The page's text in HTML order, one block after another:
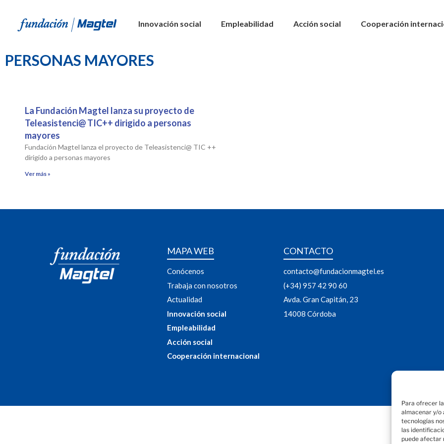
Para ofrecer
almacenar y/o
tecnologías
las
puede afectar
Innovación social Empleabilidad Acción social Cooperación
PERSONAS MAYORES
La Fundación Magtel lanza su proyecto de
Teleasistenci@ TIC++ dirigido a personas
mayores
Fundación Magtel lanza el proyecto de Teleasistenci@ TIC ++
dirigido a personas mayores
Ver más »
MAPA WEB
Conócenos
Trabaja con nosotros
Actualidad
Innovación social
Empleabilidad
Acción social
Cooperación internacional
CONTACTO
contacto@fundacionmagtel.es
(+34) 957 42 90 60
Avda. Gran Capitán, 23
14008 Córdoba